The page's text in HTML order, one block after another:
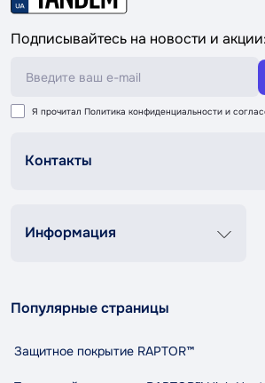
Подписывайтесь на новости и акции:
Я прочитал Политика конфиденциальности и
Контакты
Сб-Вс 9:00-18:00
Информация
Доставка и оплата
Политика конфиденциальности
Правила и условия пользования
Популярные страницы
Защитное покрытие RAPTOR™